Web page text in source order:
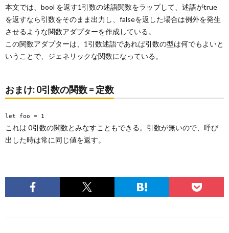
本文では、bool を返す1引数の述語関数をラップして、述語がtrue
を返すなら引数をそのまま出力し、falseを返した場合は例外を発生
させるような関数アダプターを作成している。
この関数アダプターは、1引数述語であれば引数の型は何でもよいと
いうことで、ジェネリックな関数になっている。
おまけ: 0引数の関数 = 定数
let foo = 1
これは 0引数の関数とみなすこともできる。引数が無いので、呼び
出した時は常に同じ値を返す。